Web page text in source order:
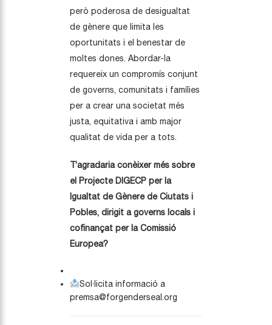
però poderosa de desigualtat
de gènere que limita les
oportunitats i el benestar de
moltes dones. Abordar-la
requereix un compromís conjunt
de governs, comunitats i famílies
per a crear una societat més
justa, equitativa i amb major
qualitat de vida per a tots.
T’agradaria conèixer més sobre
el Projecte DIGECP per la
Igualtat de Gènere de Ciutats i
Pobles, dirigit a governs locals i
cofinançat per la Comissió
Europea?
Sol·licita informació a
premsa@forgenderseal.org